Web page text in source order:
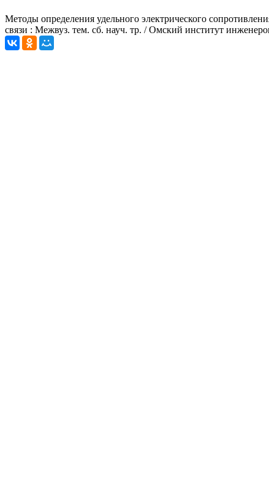
Методы определения удельного электрического
связи : Межвуз. тем. сб. науч. тр. / Омский институт